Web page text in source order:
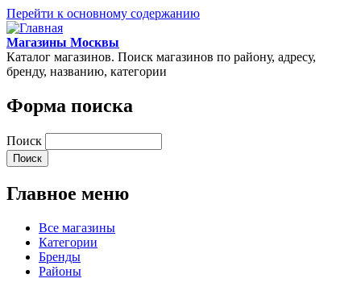
Перейти к основному содержанию
Магазины Москвы
Каталог магазинов. Поиск магазинов по району, адресу,
бренду, названию, категории
Форма поиска
Поиск
Главное меню
Все магазины
Категории
Бренды
Районы